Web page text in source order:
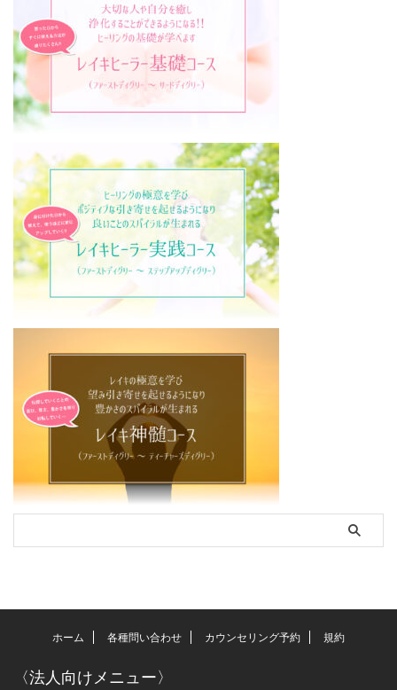
ホーム 各種問い合わせ カウンセリング予約 規約
〈法人向けメニュー〉